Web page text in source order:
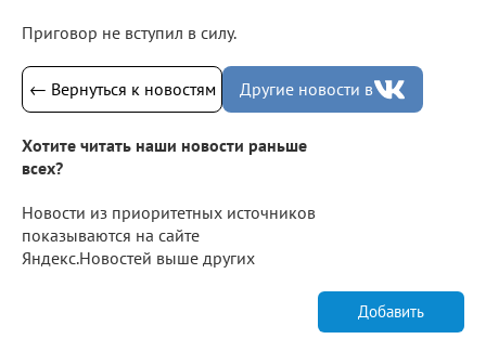
Приговор не вступил в силу.
← Вернуться к новостям Другие новости в
Хотите читать наши новости раньше
всех?
Новости из приоритетных источников
показываются на сайте
Яндекс.Новостей выше других
Добавить